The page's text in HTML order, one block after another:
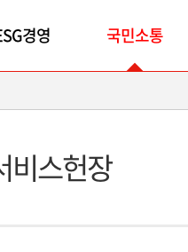
경영 국민소통
비스헌장